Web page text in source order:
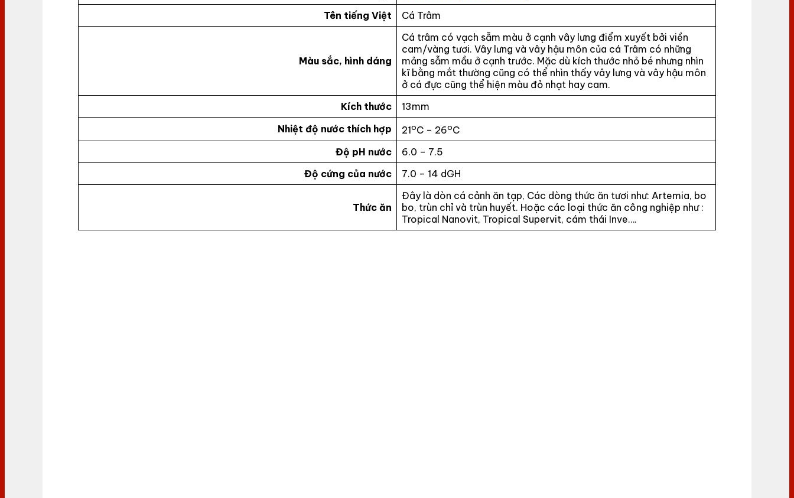
Tên tiếng Việt
Cá Trâm
Màu sắc, hình dáng
Cá trâm có vạch sẫm màu ở cạnh vây lưng điểm xuyết bởi viền
cam/vàng tươi. Vây lưng và vây hậu môn của cá Trâm có những
mảng sẫm mầu ở cạnh trước. Mặc dù kích thước nhỏ bé nhưng nhìn
kĩ bằng mắt thường cũng có thể nhìn thấy vây lưng và vây hậu môn
ở cá đực cũng thể hiện màu đỏ nhạt hay cam.
Kích thước
13mm
Nhiệt độ nước thích hợp
21oC – 26oC
Độ pH nước
6.0 – 7.5
Độ cứng của nước
7.0 – 14 dGH
Thức ăn
Đây là dòn cá cảnh ăn tạp, Các dòng thức ăn tươi như: Artemia, bo
bo, trùn chỉ và trùn huyết. Hoặc các loại thức ăn công nghiệp như :
Tropical Nanovit, Tropical Supervit, cám thái Inve….